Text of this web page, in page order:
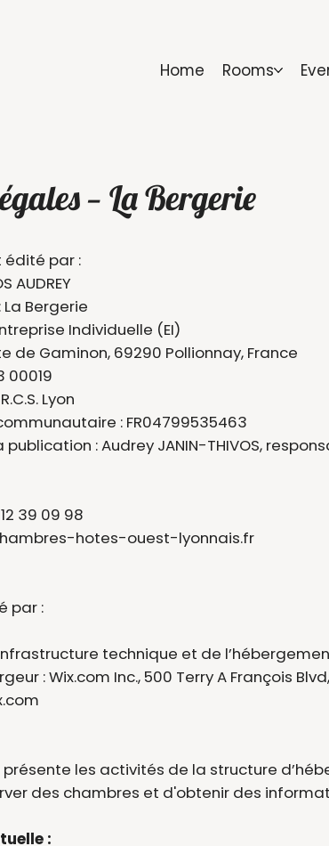
Home Rooms
— La Bergerie
édité par :
AUDREY
Bergerie
Individuelle (EI)
de Gaminon, 69290 Pollionnay, France
00019
Lyon
: FR04799535463
publication : Audrey JANIN-THIVOS,
39 09 98
hotes-ouest-lyonnais.fr
par :
technique et de
: Wix.com Inc., 500 Terry A François
présente les activités de la structure
des chambres et d'obtenir des
: